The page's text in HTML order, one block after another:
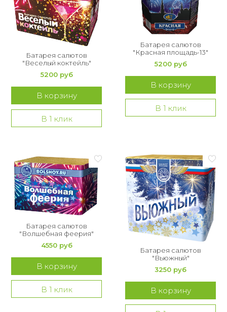
Батарея салютов
"Веселый коктейль"
5200 руб
В корзину
В 1 клик
Батарея салютов
"Красная площадь-13"
5200 руб
В корзину
В 1 клик
Батарея салютов
"Волшебная феерия"
4550 руб
В корзину
В 1 клик
Батарея салютов
"Вьюжный"
3250 руб
В корзину